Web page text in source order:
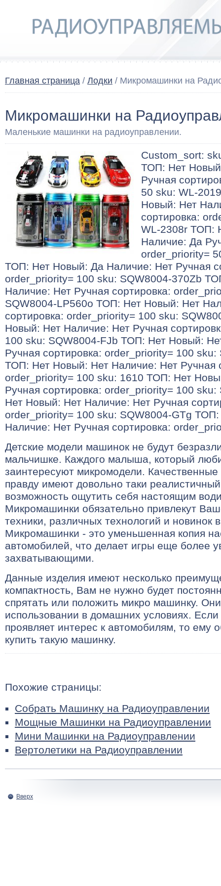
Главная страница / Лодки / Микромашинки на
Микромашинки на
Маленькие машинки на радиоуправлении.
Custom_sort:
ТОП: Нет
Ручная
50 sku: WL-
Новый: Нет
сортировка:
WL-2308r ТОП:
Наличие: Да
order_priority=
ТОП: Нет Новый: Да Наличие: Нет Ручная
order_priority= 100 sku: SQW8004-370Zb
Наличие: Нет Ручная сортировка:
SQW8004-LP560o ТОП: Нет Новый: Нет
сортировка: order_priority= 100 sku:
Новый: Нет Наличие: Нет Ручная
100 sku: SQW8004-FJb ТОП: Нет Новый:
Ручная сортировка: order_priority= 100
ТОП: Нет Новый: Нет Наличие: Нет Ручная
order_priority= 100 sku: 1610 ТОП: Нет
Ручная сортировка: order_priority= 100
Нет Новый: Нет Наличие: Нет Ручная
order_priority= 100 sku: SQW8004-GTg
Наличие: Нет Ручная сортировка:
Детские модели машинок не будут
мальчишке. Каждого малыша, который
заинтересуют микромодели.
правду имеют довольно таки
возможность ощутить себя настоящим
Микромашинки обязательно привлекут
техники, различных технологий и новинок
Микромашинки - это уменьшенная копия
автомобилей, что делает игры еще более
захватывающими.
Данные изделия имеют несколько
компактность, Вам не нужно будет
спрятать или положить микро машинку.
использовании в домашних условиях.
проявляет интерес к автомобилям, то ему
купить такую машинку.
Похожие страницы:
Собрать Машинку на Радиоуправлении
Мощные Машинки на Радиоуправлении
Мини Машинки на Радиоуправлении
Вертолетики на Радиоуправлении
Вверх